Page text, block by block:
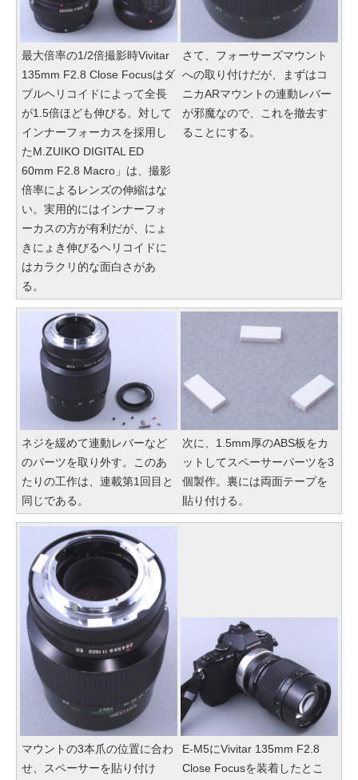
最大倍率の1/2倍撮影時Vivitar
135mm F2.8 Close Focusはダ
ブルヘリコイドによって全長
が1.5倍ほども伸びる。対して
インナーフォーカスを採用し
たM.ZUIKO DIGITAL ED
60mm F2.8 Macro」は、撮影
倍率によるレンズの伸縮はな
い。実用的にはインナーフォ
ーカスの方が有利だが、にょ
きにょき伸びるヘリコイドに
はカラクリ的な面白さがあ
る。
さて、フォーサーズマウント
への取り付けだが、まずはコ
ニカARマウントの連動レバー
が邪魔なので、これを撤去す
ることにする。
ネジを緩めて連動レバーなど
のパーツを取り外す。このあ
たりの工作は、連載第1回目と
同じである。
次に、1.5mm厚のABS板をカ
ットしてスペーサーパーツを3
個製作。裏には両面テープを
貼り付ける。
マウントの3本爪の位置に合わ
せ、スペーサーを貼り付け
E-M5にVivitar 135mm F2.8
Close Focusを装着したとこ